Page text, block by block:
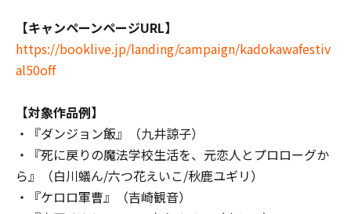
【キャンペーンページURL】
https://booklive.jp/landing/campaign/kadokawafestiv
al50off
【対象作品例】
・『ダンジョン飯』（九井諒子）
・『死に戻りの魔法学校生活を、元恋人とプロローグか
ら』（白川蟻ん/六つ花えいこ/秋鹿ユギリ）
・『ケロロ軍曹』（吉崎観音）